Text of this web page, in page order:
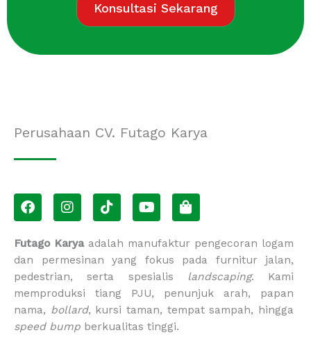
Konsultasi Sekarang
Perusahaan CV. Futago Karya
F
a
e
b
o
o
k
I
n
t
a
g
r
a
m
T
i
t
o
k
Y
o
t
u
b
e
S
h
p
p
i
n
g
-
Futago Karyaadalah manufaktur pengecoran logam
dan permesinan yang fokus pada furnitur jalan,
pedestrian, serta spesialis landscaping. Kami
memproduksi tiang PJU, penunjuk arah, papan
nama, bollard, kursi taman, tempat sampah, hingga
speed bump berkualitas tinggi.